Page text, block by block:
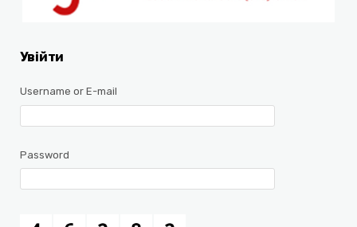
Увійти
Username or E-mail
Password